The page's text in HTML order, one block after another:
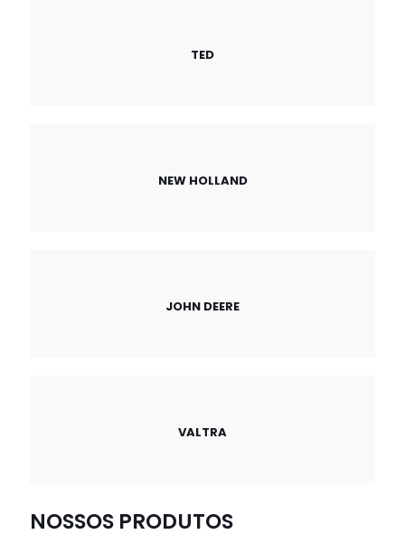
TED
NEW HOLLAND
JOHN DEERE
VALTRA
NOSSOS PRODUTOS